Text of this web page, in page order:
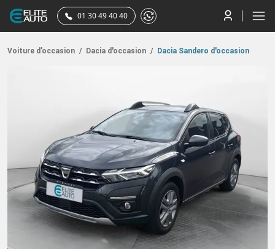
01 30 49 40 40
Voiture d’occasion / Dacia d'occasion / Dacia Sandero d'occasion